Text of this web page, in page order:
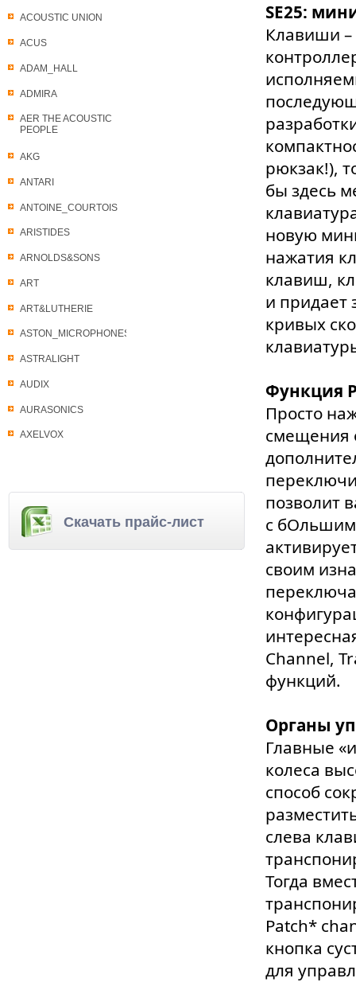
ACOUSTIC UNION
ACUS
ADAM_HALL
ADMIRA
AER THE ACOUSTIC
PEOPLE
AKG
ANTARI
ANTOINE_COURTOIS
ARISTIDES
ARNOLDS&SONS
ART
ART&LUTHERIE
ASTON_MICROPHONES
ASTRALIGHT
AUDIX
AURASONICS
AXELVOX
Скачать прайс-лист
SE25:
Клавиши
рюкзак!),
бы здесь
новую
нажатия
клавиш,
и придает
кривых
Функция
Просто
смещения
позволит
с бОльшим
своим
Channel,
функций.
Органы
Главные
колеса
способ
слева
Тогда
Patch*
кнопка
для